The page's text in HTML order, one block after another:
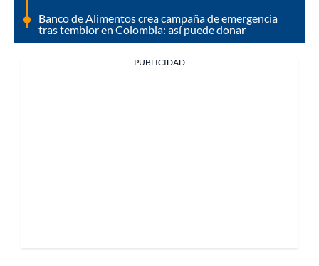
Banco de Alimentos crea campaña de emergencia
tras temblor en Colombia: así puede donar
PUBLICIDAD